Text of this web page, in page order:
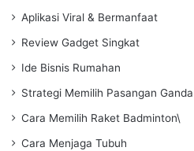
Aplikasi Viral & Bermanfaat
Review Gadget Singkat
Ide Bisnis Rumahan
Strategi Memilih Pasangan Ganda
Cara Memilih Raket Badminton\
Cara Menjaga Tubuh